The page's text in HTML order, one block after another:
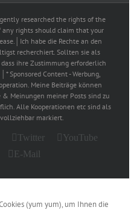
researched the rights of the
any rights should claim that your
habe die Rechte an den
recherchiert. Sollten sie als
ihre Zustimmung erforderlich
Sponsored Content - Werbung,
Meine Beiträge können
Meinungen meiner Posts sind zu
Alle Kooperationen etc sind als
markiert.
Twitter
YouTube
E-Mail
(yum yum), um Ihnen die